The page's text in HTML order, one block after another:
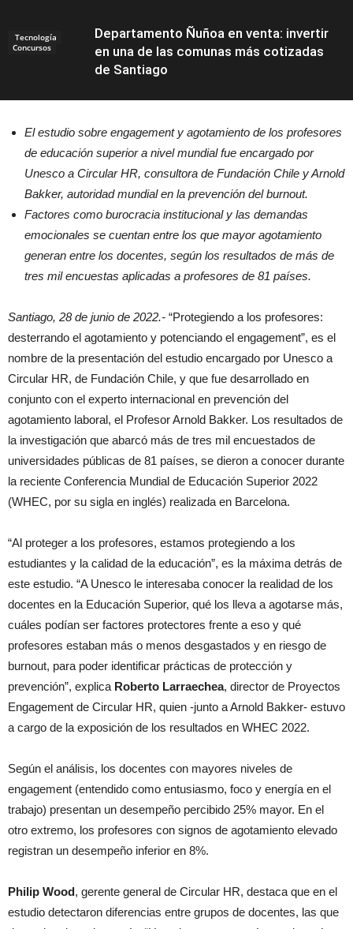
Concursos
Tecnología
Noticias
Departamento Ñuñoa en venta: invertir
en una de las comunas más cotizadas
de Santiago
El estudio sobre engagement y agotamiento de los profesores
de educación superior a nivel mundial fue encargado por
Unesco a Circular HR, consultora de Fundación Chile y Arnold
Bakker, autoridad mundial en la prevención del burnout.
Factores como burocracia institucional y las demandas
emocionales se cuentan entre los que mayor agotamiento
generan entre los docentes, según los resultados de más de
tres mil encuestas aplicadas a profesores de 81 países.
Santiago, 28 de junio de 2022.- “Protegiendo a los profesores:
desterrando el agotamiento y potenciando el engagement”, es el
nombre de la presentación del estudio encargado por Unesco a
Circular HR, de Fundación Chile, y que fue desarrollado en
conjunto con el experto internacional en prevención del
agotamiento laboral, el Profesor Arnold Bakker. Los resultados de
la investigación que abarcó más de tres mil encuestados de
universidades públicas de 81 países, se dieron a conocer durante
la reciente Conferencia Mundial de Educación Superior 2022
(WHEC, por su sigla en inglés) realizada en Barcelona.
“Al proteger a los profesores, estamos protegiendo a los
estudiantes y la calidad de la educación”, es la máxima detrás de
este estudio. “A Unesco le interesaba conocer la realidad de los
docentes en la Educación Superior, qué los lleva a agotarse más,
cuáles podían ser factores protectores frente a eso y qué
profesores estaban más o menos desgastados y en riesgo de
burnout, para poder identificar prácticas de protección y
prevención”, explica Roberto Larraechea, director de Proyectos
Engagement de Circular HR, quien -junto a Arnold Bakker- estuvo
a cargo de la exposición de los resultados en WHEC 2022.
Según el análisis, los docentes con mayores niveles de
engagement (entendido como entusiasmo, foco y energía en el
trabajo) presentan un desempeño percibido 25% mayor. En el
otro extremo, los profesores con signos de agotamiento elevado
registran un desempeño inferior en 8%.
Philip Wood, gerente general de Circular HR, destaca que en el
estudio detectaron diferencias entre grupos de docentes, las que